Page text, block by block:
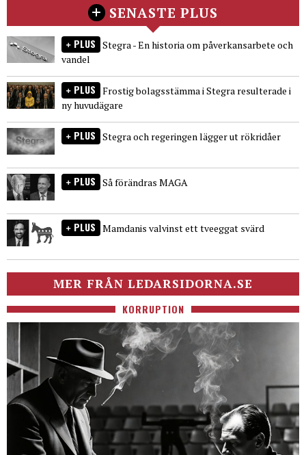
SENASTE PLUS
PLUS Stegra - En historia om påverkansarbete och
vandel
PLUS Frostig bolagsstämma i Stegra resulterade i
ny huvudägare
PLUS Stegra och regeringen lägger ut rökridåer
PLUS Så förändras MAGA
PLUS Mamdanis valvinst ett tveeggat svärd
MER FRÅN LEDARSIDORNA.SE
KORRUPTION